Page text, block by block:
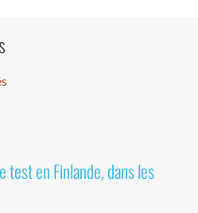
en Finlande, dans les